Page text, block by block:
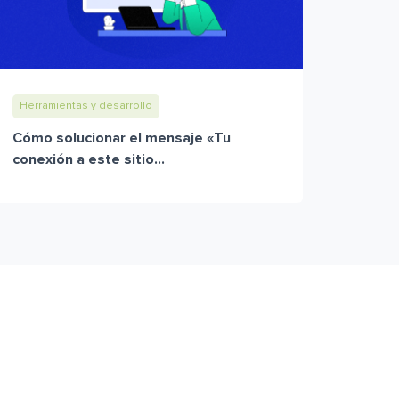
Herramientas y desarrollo
Cómo solucionar el mensaje «Tu
conexión a este sitio...